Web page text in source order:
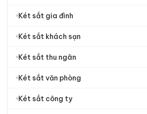
Két sắt gia đình
Két sắt khách sạn
Két sắt thu ngân
Két sắt văn phòng
Két sắt công ty